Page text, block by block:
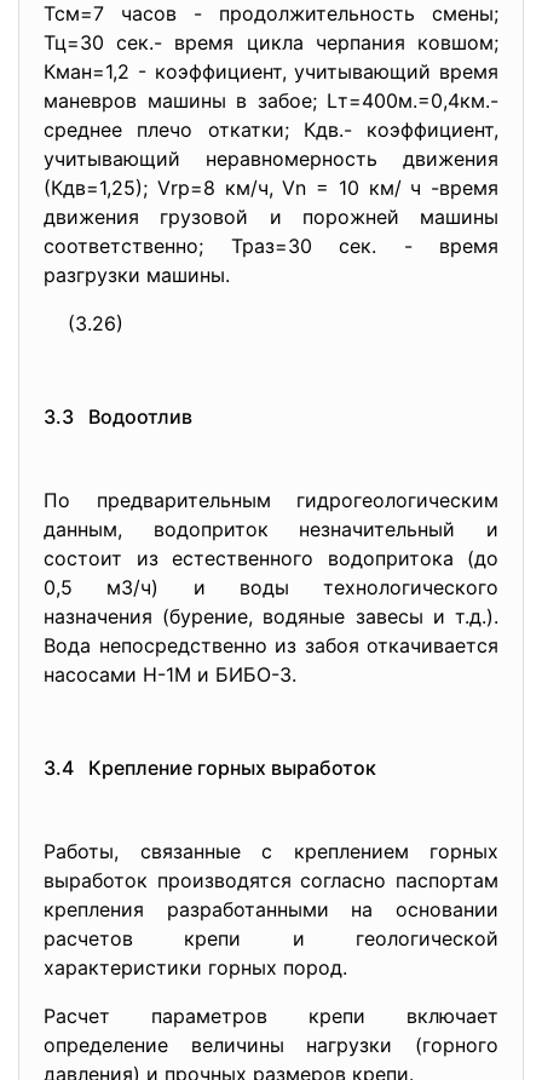
Тсм=7 часов - продолжительность смены;
Тц=30 сек.- время цикла черпания ковшом;
Кман=1,2 - коэффициент, учитывающий время
маневров машины в забое; Lт=400м.=0,4км.-
среднее плечо откатки; Кдв.- коэффициент,
учитывающий неравномерность движения
(Кдв=1,25); Vrp=8 км/ч, Vn = 10 км/ ч -время
движения грузовой и порожней машины
соответственно; Траз=30 сек. - время
разгрузки машины.
(3.26)
3.3 Водоотлив
По предварительным гидрогеологическим
данным, водоприток незначительный и
состоит из естественного водопритока (до
0,5 м3/ч) и воды технологического
назначения (бурение, водяные завесы и т.д.).
Вода непосредственно из забоя откачивается
насосами Н-1М и БИБО-3.
3.4 Крепление горных выработок
Работы, связанные с креплением горных
выработок производятся согласно паспортам
крепления разработанными на основании
расчетов крепи и геологической
характеристики горных пород.
Расчет параметров крепи включает
определение величины нагрузки (горного
давления) и прочных размеров крепи.